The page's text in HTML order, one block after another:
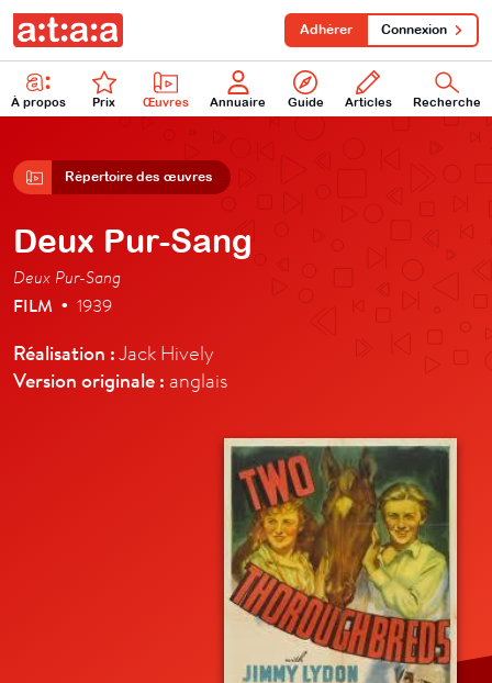
À propos Prix Œuvres Annuaire Guide Articles Recherche
Adhérer Connexion
Répertoire des œuvres
Deux Pur-Sang
Deux Pur-Sang
FILM • 1939
Réalisation :Jack Hively
Version originale : anglais